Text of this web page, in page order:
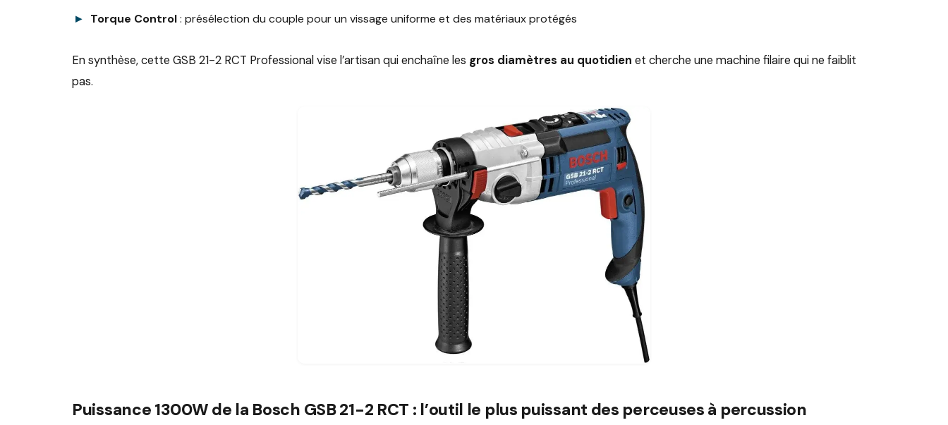
Torque Control: présélection du couple pour un vissage uniforme et des matériaux protégés
En synthèse, cette GSB 21-2 RCT Professional vise l’artisan qui enchaîne les gros diamètres au quotidien et cherche une machine filaire qui ne faiblit
pas.
Puissance 1300W de la Bosch GSB 21-2 RCT : l’outil le plus puissant des perceuses à percussion